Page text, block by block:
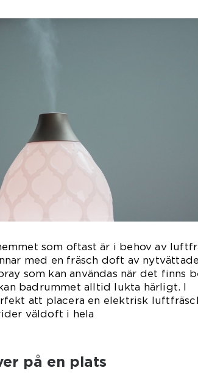
som oftast är i behov av
med en fräsch doft av
som kan användas när det finns
badrummet alltid lukta härligt. I
att placera en elektrisk
väldoft i hela
på en plats